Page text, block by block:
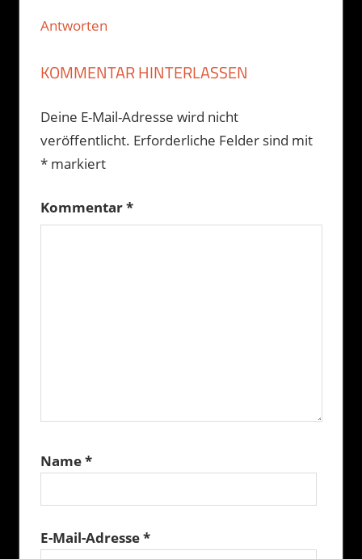
Antworten
KOMMENTAR HINTERLASSEN
Deine E-Mail-Adresse wird nicht
veröffentlicht. Erforderliche Felder sind mit
*markiert
Kommentar*
Name*
E-Mail-Adresse*